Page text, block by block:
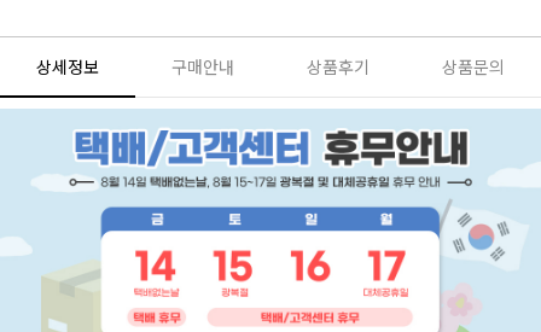
상세정보 구매안내 상품후기 상품문의